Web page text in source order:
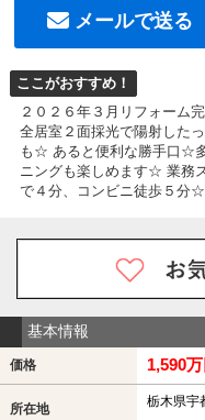
メールで送る
ここがおすすめ！
２０２６年３月リフォーム
全居室２面採光で陽射した
も☆ あると便利な勝手口☆
ニングも楽しめます☆ 業務
で４分、コンビニ徒歩５分☆
基本情報
価格 1,590万
所在地 栃木県宇